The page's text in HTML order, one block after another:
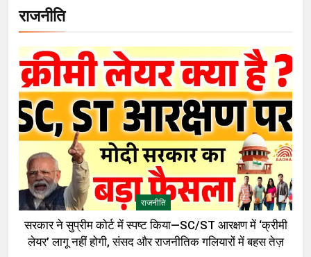
राजनीति
राजनीति
सरकार ने सुप्रीम कोर्ट में स्पष्ट किया—SC/ST आरक्षण में ‘क्रीमी
लेयर’ लागू नहीं होगी, संसद और राजनीतिक गलियारों में बहस तेज़